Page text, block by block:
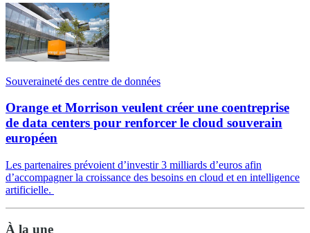
Souveraineté des centre de données
Orange et Morrison veulent créer une coentreprise
de data centers pour renforcer le cloud souverain
européen
Les partenaires prévoient d’investir 3 milliards d’euros afin
d’accompagner la croissance des besoins en cloud et en intelligence
artificielle.
À la une